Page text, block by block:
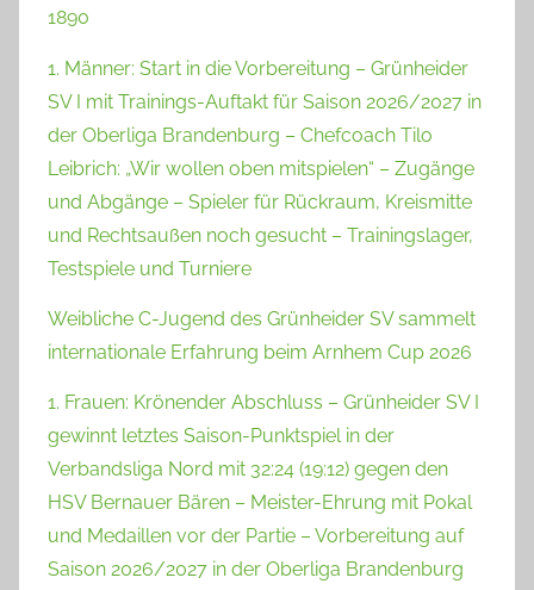
1890
1. Männer: Start in die Vorbereitung – Grünheider
SV I mit Trainings-Auftakt für Saison 2026/2027 in
der Oberliga Brandenburg – Chefcoach Tilo
Leibrich: „Wir wollen oben mitspielen“ – Zugänge
und Abgänge – Spieler für Rückraum, Kreismitte
und Rechtsaußen noch gesucht – Trainingslager,
Testspiele und Turniere
Weibliche C-Jugend des Grünheider SV sammelt
internationale Erfahrung beim Arnhem Cup 2026
1. Frauen: Krönender Abschluss – Grünheider SV I
gewinnt letztes Saison-Punktspiel in der
Verbandsliga Nord mit 32:24 (19:12) gegen den
HSV Bernauer Bären – Meister-Ehrung mit Pokal
und Medaillen vor der Partie – Vorbereitung auf
Saison 2026/2027 in der Oberliga Brandenburg